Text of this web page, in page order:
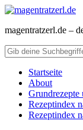
magentratzerl.de –
Startseite
About
Grundrezepte
Rezeptindex
Rezeptindex